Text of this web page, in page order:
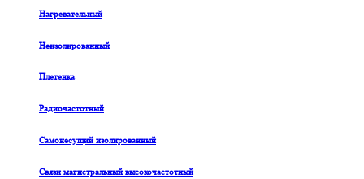
Нагревательный
Неизолированный
Плетенка
Радиочастотный
Самонесущий изолированный
Связи магистральный высокочастотный